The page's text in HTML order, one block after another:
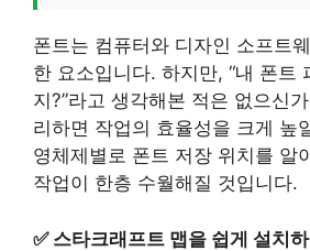
폰트는 컴퓨터와 디자인 소프트
한 요소입니다. 하지만, “내 폰트
지?”라고 생각해본 적은 없으신
리하면 작업의 효율성을 크게 높
영체제별로 폰트 저장 위치를 알
작업이 한층 수월해질 것입니다.
✅ 스타크래프트 맵을 쉽게 설치